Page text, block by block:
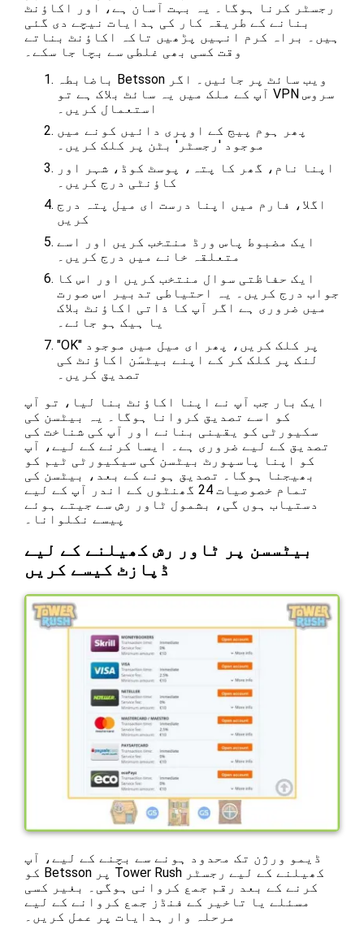
رجسٹر کرنا ہوگا۔ یہ بہت آسان ہے، اور اکاؤنٹ
بنانے کے طریقہ کار کی ہدایات نیچے دی گئی
ہیں۔ براہ کرم انہیں پڑھیں تاکہ اکاؤنٹ بناتے
وقت کسی بھی غلطی سے بچا جا سکے۔
باضابطہ Betsson ویب سائٹ پر جائیں۔ اگر
آپ کے ملک میں یہ سائٹ بلاک ہے تو VPN سروس
استعمال کریں۔
پھر ہوم پیج کے اوپری دائیں کونے میں
موجود 'رجسٹر' بٹن پر کلک کریں۔
اپنا نام، گھر کا پتہ، پوسٹ کوڈ، شہر اور
کاؤنٹی درج کریں۔
اگلا، فارم میں اپنا درست ای میل پتہ درج
کریں
ایک مضبوط پاس ورڈ منتخب کریں اور اسے
متعلقہ خانے میں درج کریں۔
ایک حفاظتی سوال منتخب کریں اور اس کا
جواب درج کریں۔ یہ احتیاطی تدبیر اس صورت
میں ضروری ہے اگر آپ کا ذاتی اکاؤنٹ بلاک
یا ہیک ہو جائے۔
"OK" پر کلک کریں، پھر ای میل میں موجود
لنک پر کلک کر کے اپنے بیٹسَن اکاؤنٹ کی
تصدیق کریں۔
ایک بار جب آپ نے اپنا اکاؤنٹ بنا لیا، تو آپ
کو اسے تصدیق کروانا ہوگا۔ یہ بیٹسن کی
سکیورٹی کو یقینی بنانے اور آپ کی شناخت کی
تصدیق کے لیے ضروری ہے۔ ایسا کرنے کے لیے، آپ
کو اپنا پاسپورٹ بیٹسن کی سیکیورٹی ٹیم کو
بھیجنا ہوگا۔ تصدیق ہونے کے بعد، بیٹسن کی
تمام خصوصیات 24 گھنٹوں کے اندر آپ کے لیے
دستیاب ہوں گی، بشمول ٹاور رش سے جیتے ہوئے
پیسے نکلوانا۔
بیٹسسن پر ٹاور رش کھیلنے کے لیے
ڈپازٹ کیسے کریں
ڈیمو ورژن تک محدود ہونے سے بچنے کے لیے، آپ
کو Betsson پر Tower Rush کھیلنے کے لیے رجسٹر
کرنے کے بعد رقم جمع کروانی ہوگی۔ بغیر کسی
مسئلے یا تاخیر کے فنڈز جمع کروانے کے لیے
مرحلہ وار ہدایات پر عمل کریں۔